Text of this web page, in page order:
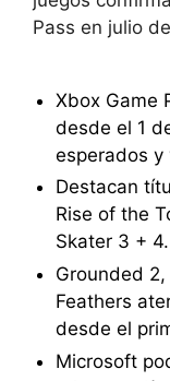
Pass en julio
Xbox Game
desde el 1
esperados y
Destacan
Rise of the
Skater 3 + 4.
Grounded
Feathers
desde el
Microsoft